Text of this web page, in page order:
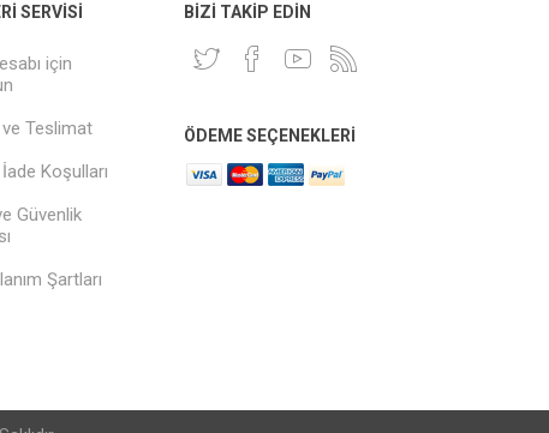
SERVISI
için
Teslimat
Koşulları
Güvenlik
Şartları
BIZI TAKIP EDIN
ÖDEME SEÇENEKLERI